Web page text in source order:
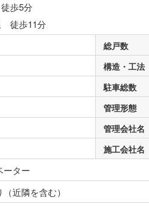
歩5分
徒歩11分
総戸数
構造・工法
駐車総数
管理形態
管理会社名
施工会社名
ーター
近隣を含む）